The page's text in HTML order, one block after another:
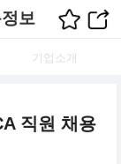
보
기업소개
직원 채용